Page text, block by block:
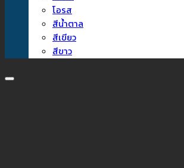
โอรส
สีน้ำตาล
สีเขียว
สีขาว